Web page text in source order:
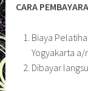
CARA
Biaya
Yogyakarta
Dibayar